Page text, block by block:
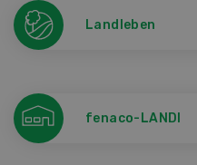
Landleben
fenaco-LANDI